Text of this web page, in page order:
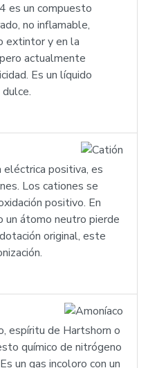
es un compuesto
no inflamable,
extintor y en la
actualmente
Es un líquido
eléctrica positiva, es
Los cationes se
positivo. En
un átomo neutro pierde
original, este
espíritu de Hartshorn o
químico de nitrógeno
un gas incoloro con un